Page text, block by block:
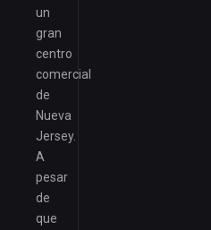
un
gran
centro
comercial
de
Nueva
Jersey.
A
pesar
de
que